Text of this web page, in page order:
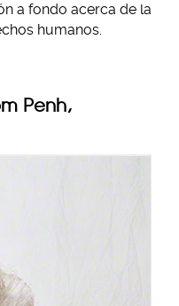
a fondo acerca de la
humanos.
Penh,